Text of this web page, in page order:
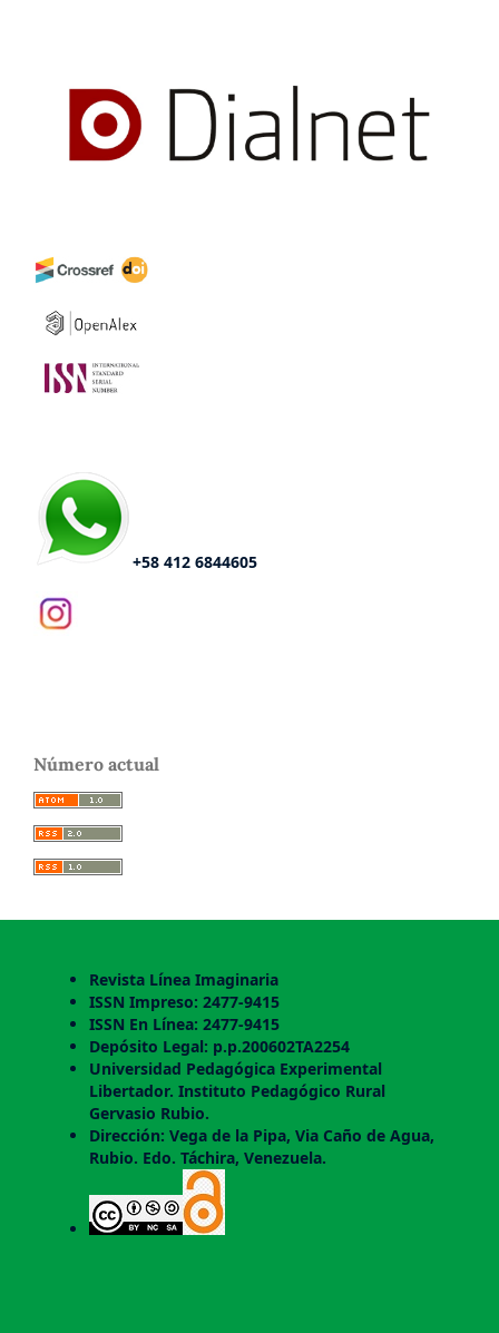
+58 412 6844605
Número actual
Revista Línea Imaginaria
ISSN Impreso: 2477-9415
ISSN En Línea: 2477-9415
Depósito Legal: p.p.200602TA2254
Universidad Pedagógica Experimental
Libertador. Instituto Pedagógico Rural
Gervasio Rubio.
Dirección: Vega de la Pipa, Via Caño de Agua,
Rubio. Edo. Táchira, Venezuela.